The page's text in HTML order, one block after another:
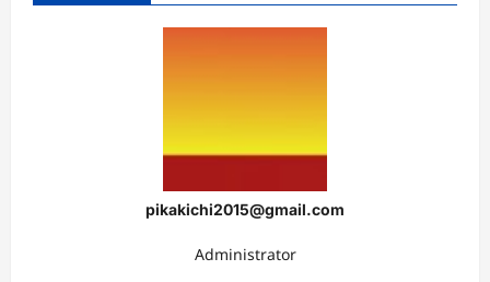
pikakichi2015@gmail.com
Administrator